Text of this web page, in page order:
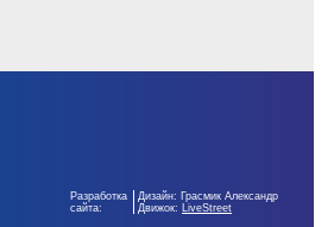
Разработка
сайта:
Дизайн: Грасмик Александр
Движок: LiveStreet